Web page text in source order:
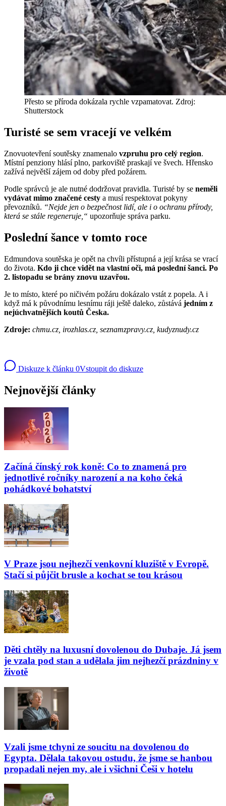
Přesto se příroda dokázala rychle vzpamatovat. Zdroj:
Shutterstock
Turisté se sem vracejí ve velkém
Znovuotevření soutěsky znamenalo vzpruhu pro celý region.
Místní penziony hlásí plno, parkoviště praskají ve švech. Hřensko
zažívá největší zájem od doby před požárem.
Podle správců je ale nutné dodržovat pravidla. Turisté by se neměli
vydávat mimo značené cesty a musí respektovat pokyny
převozníků. “Nejde jen o bezpečnost lidí, ale i o ochranu přírody,
která se stále regeneruje,“ upozorňuje správa parku.
Poslední šance v tomto roce
Edmundova soutěska je opět na chvíli přístupná a její krása se vrací
do života. Kdo ji chce vidět na vlastní oči, má poslední šanci. Po
2. listopadu se brány znovu uzavřou.
Je to místo, které po ničivém požáru dokázalo vstát z popela. A i
když má k původnímu lesnímu ráji ještě daleko, zůstává jedním z
nejúchvatnějších koutů Česka.
Zdroje: chmu.cz, irozhlas.cz, seznamzpravy.cz, kudyznudy.cz
Diskuze k článku 0Vstoupit do diskuze
Nejnovější články
Začíná čínský rok koně: Co to znamená pro
jednotlivé ročníky narození a na koho čeká
pohádkové bohatství
V Praze jsou nejhezčí venkovní kluziště v Evropě.
Stačí si půjčit brusle a kochat se tou krásou
Děti chtěly na luxusní dovolenou do Dubaje. Já jsem
je vzala pod stan a udělala jim nejhezčí prázdniny v
životě
Vzali jsme tchyni ze soucitu na dovolenou do
Egypta. Dělala takovou ostudu, že jsme se hanbou
propadali nejen my, ale i všichni Češi v hotelu